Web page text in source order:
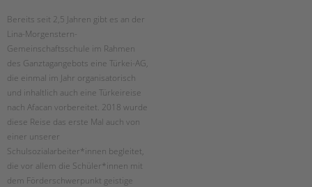
Bereits seit 2,5 Jahren gibt es an der
Lina-Morgenstern-
Gemeinschaftsschule im Rahmen
des Ganztagangebots eine Türkei-AG,
die einmal im Jahr organisatorisch
und inhaltlich auch eine Türkeireise
nach Afacan vorbereitet. 2018 wurde
diese Reise das erste Mal auch von
einer unserer
Schulsozialarbeiter*innen begleitet,
die vor allem die Schüler*innen mit
dem Förderschwerpunkt geistige